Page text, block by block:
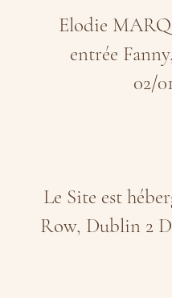
Elodie
entrée
02/
Le Site est
Row, Dublin 2